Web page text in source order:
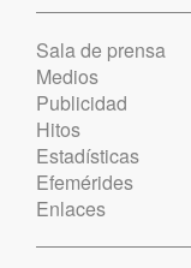
Sala de prensa
Medios
Publicidad
Hitos
Estadísticas
Efemérides
Enlaces